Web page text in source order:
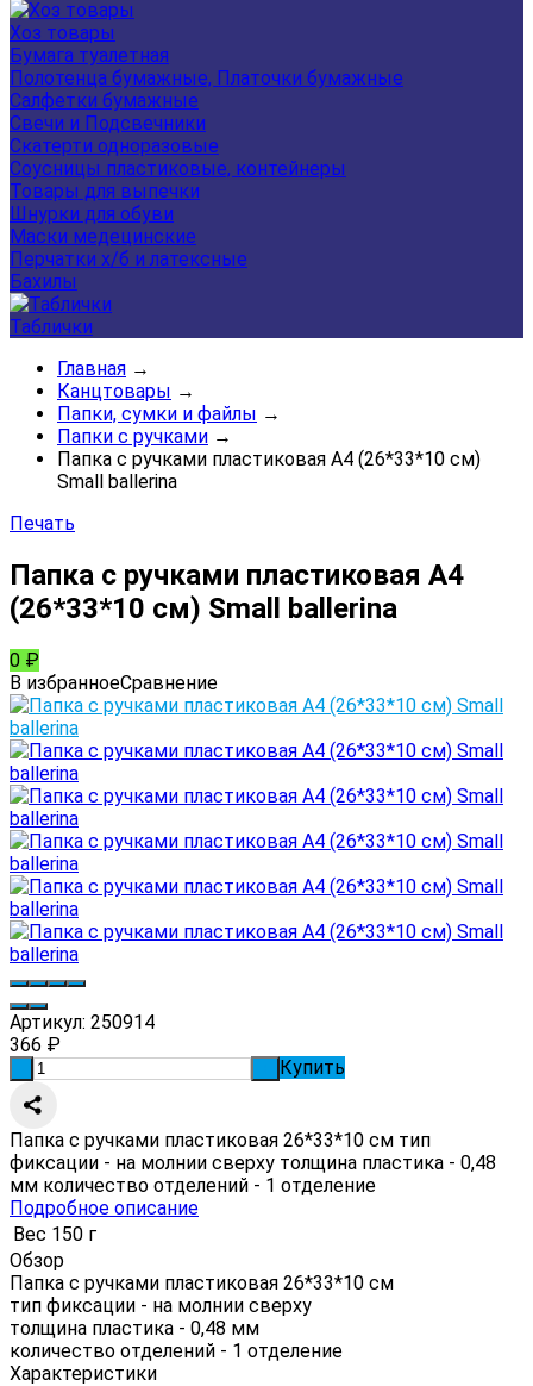
Хоз товары
Бумага туалетная
Полотенца бумажные, Платочки бумажные
Салфетки бумажные
Свечи и Подсвечники
Скатерти одноразовые
Соусницы пластиковые, контейнеры
Товары для выпечки
Шнурки для обуви
Маски медецинские
Перчатки х/б и латексные
Бахилы
Таблички
Главная →
Канцтовары →
Папки, сумки и файлы →
Папки с ручками →
Папка с ручками пластиковая А4 (26*33*10 см)
Small ballerina
Печать
Папка с ручками пластиковая А4
(26*33*10 см) Small ballerina
0 ₽
В избранноеСравнение
Артикул: 250914
366 ₽
Купить
Папка с ручками пластиковая 26*33*10 см тип
фиксации - на молнии сверху толщина пластика - 0,48
мм количество отделений - 1 отделение
Подробное описание
Вес 150 г
Обзор
Папка с ручками пластиковая 26*33*10 см
тип фиксации - на молнии сверху
толщина пластика - 0,48 мм
количество отделений - 1 отделение
Характеристики